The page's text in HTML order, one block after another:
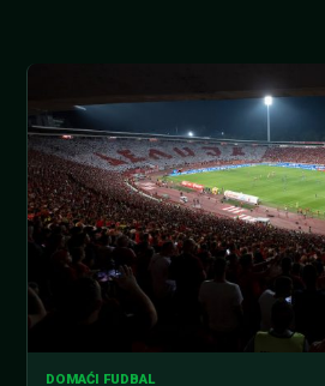
DOMAĆI FUDBAL